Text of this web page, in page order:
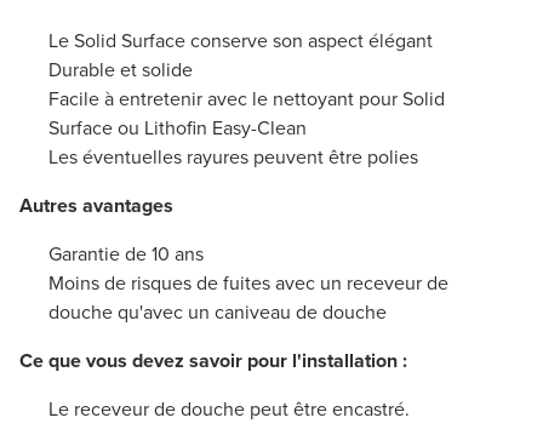
Le Solid Surface conserve son aspect élégant
Durable et solide
Facile à entretenir avec le nettoyant pour Solid
Surface ou Lithofin Easy-Clean
Les éventuelles rayures peuvent être polies
Autres avantages
Garantie de 10 ans
Moins de risques de fuites avec un receveur de
douche qu'avec un caniveau de douche
Ce que vous devez savoir pour l'installation :
Le receveur de douche peut être encastré.